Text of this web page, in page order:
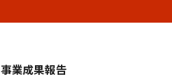
事業成果報告